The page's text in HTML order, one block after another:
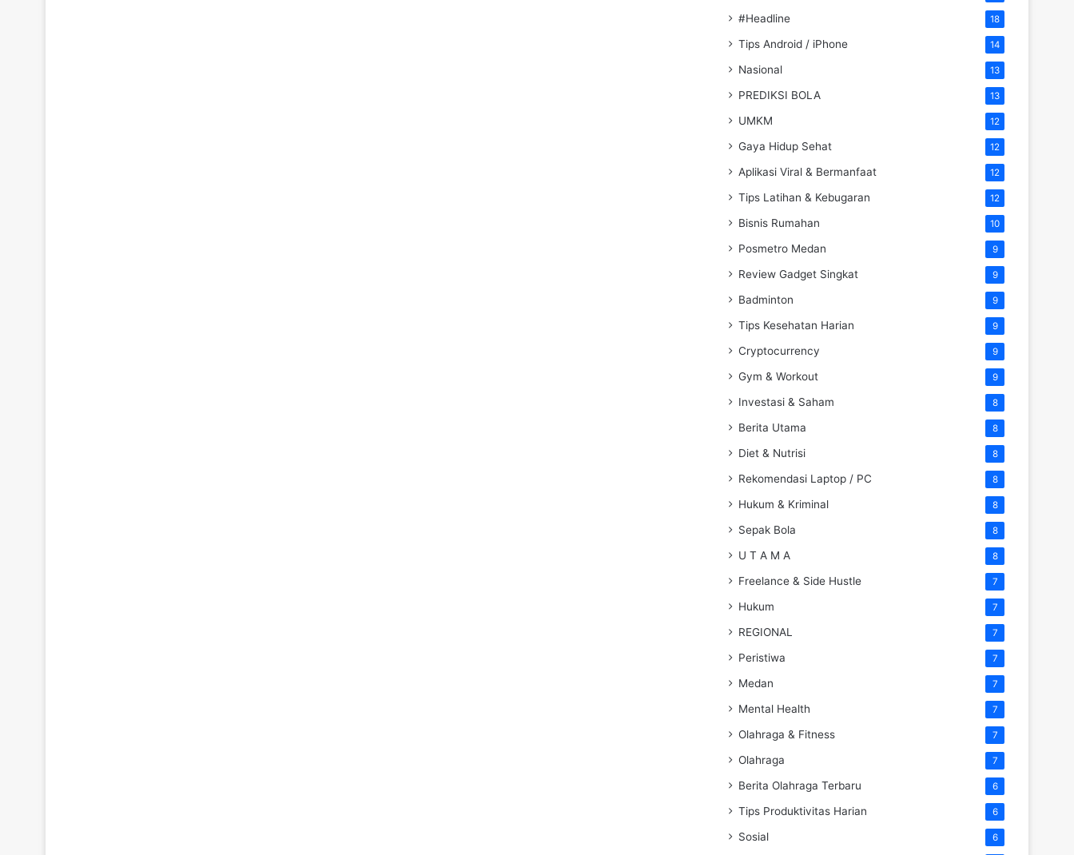
#Headline 18
Tips Android / iPhone 14
Nasional 13
PREDIKSI BOLA 13
UMKM 12
Gaya Hidup Sehat 12
Aplikasi Viral & Bermanfaat 12
Tips Latihan & Kebugaran 12
Bisnis Rumahan 10
Posmetro Medan 9
Review Gadget Singkat 9
Badminton 9
Tips Kesehatan Harian 9
Cryptocurrency 9
Gym & Workout 9
Investasi & Saham 8
Berita Utama 8
Diet & Nutrisi 8
Rekomendasi Laptop / PC 8
Hukum & Kriminal 8
Sepak Bola 8
U T A M A 8
Freelance & Side Hustle 7
Hukum 7
REGIONAL 7
Peristiwa 7
Medan 7
Mental Health 7
Olahraga & Fitness 7
Olahraga 7
Berita Olahraga Terbaru 6
Tips Produktivitas Harian 6
Sosial 6